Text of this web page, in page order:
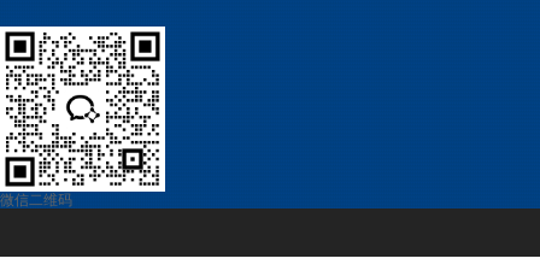
微信二维码